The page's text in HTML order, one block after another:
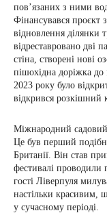
пов’язаних з ними
Фінансувався проєкт
відновлення ділянки
відреставровано дві
стіна, створені нові
пішохідна доріжка
2023 року було
відкрився розкішний
Міжнародний садовий
Це був перший
Британії. Він став
фестивалі проводили
гості Ліверпуля
настільки красивим,
у сучасному періоді.